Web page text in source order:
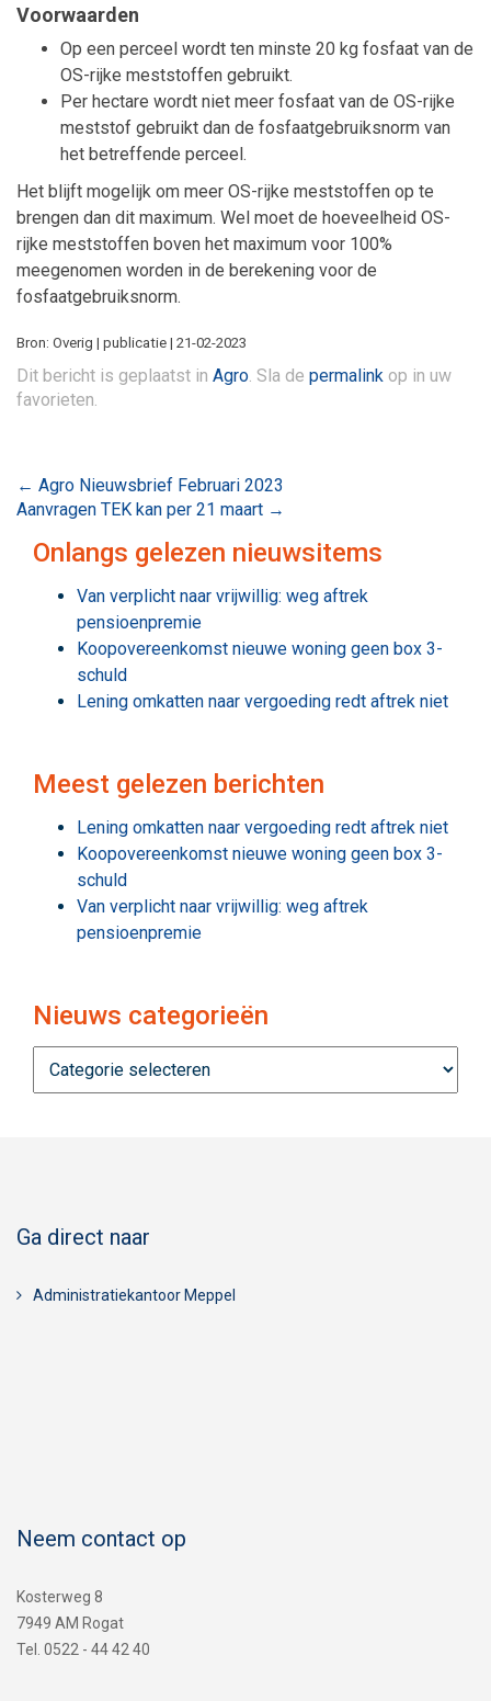
Voorwaarden
Op een perceel wordt ten minste 20 kg fosfaat van de
OS-rijke meststoffen gebruikt.
Per hectare wordt niet meer fosfaat van de OS-rijke
meststof gebruikt dan de fosfaatgebruiksnorm van
het betreffende perceel.
Het blijft mogelijk om meer OS-rijke meststoffen op te
brengen dan dit maximum. Wel moet de hoeveelheid OS-
rijke meststoffen boven het maximum voor 100%
meegenomen worden in de berekening voor de
fosfaatgebruiksnorm.
Bron: Overig | publicatie | 21-02-2023
Dit bericht is geplaatst in Agro. Sla de permalink op in uw
favorieten.
Bericht
navigatie
← Agro Nieuwsbrief Februari 2023
Aanvragen TEK kan per 21 maart →
Onlangs gelezen nieuwsitems
Van verplicht naar vrijwillig: weg aftrek
pensioenpremie
Koopovereenkomst nieuwe woning geen box 3-
schuld
Lening omkatten naar vergoeding redt aftrek niet
Meest gelezen berichten
Lening omkatten naar vergoeding redt aftrek niet
Koopovereenkomst nieuwe woning geen box 3-
schuld
Van verplicht naar vrijwillig: weg aftrek
pensioenpremie
Nieuws categorieën
categorieën
Ga direct naar
Administratiekantoor Meppel
Neem contact op
Kosterweg 8
7949 AM Rogat
Tel. 0522 - 44 42 40